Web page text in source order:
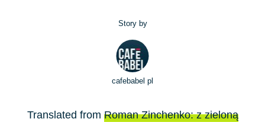
Story by
cafebabel pl
Translated from Roman Zinchenko: z zieloną